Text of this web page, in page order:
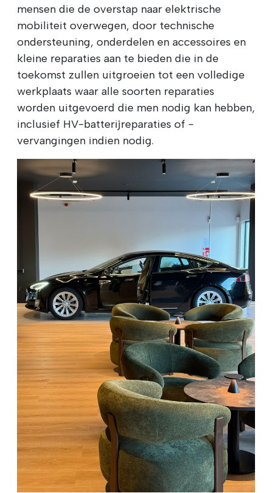
mensen die de overstap naar elektrische
mobiliteit overwegen, door technische
ondersteuning, onderdelen en accessoires en
kleine reparaties aan te bieden die in de
toekomst zullen uitgroeien tot een volledige
werkplaats waar alle soorten reparaties
worden uitgevoerd die men nodig kan hebben,
inclusief HV-batterijreparaties of -
vervangingen indien nodig.